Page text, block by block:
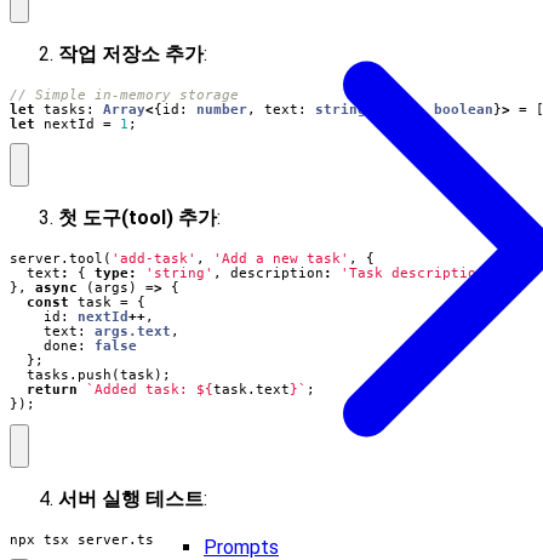
Prompts
작업 저장소 추가:
let
tasks : Array<{id : number, text : string : boolean}> =
let
nextId = 1 ;
첫 도구(tool) 추가:
server. tool ( 'add-task' , 'Add a new task' ,
{
text : { type: 'string' , description : 'Task description'
},
async (args ) =>
{
const
task =
{
id : nextId++,
text : args.text ,
done : false
};
tasks . push (task );
return
`Added task: ${task . text}` ;
});
서버 실행 테스트:
npx tsx server.ts